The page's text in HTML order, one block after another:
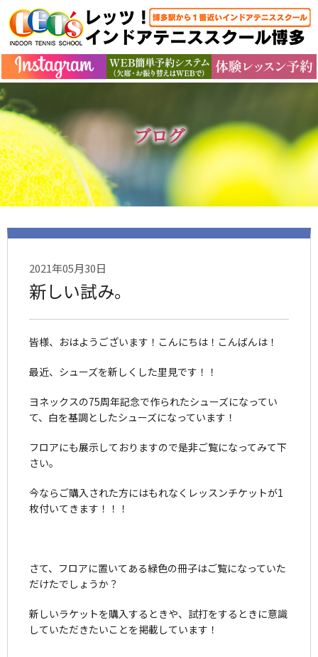
ブログ
2021年05月30日
新しい試み。
皆様、おはようございます！こんにちは！こんばんは！
最近、シューズを新しくした里見です！！
ヨネックスの75周年記念で作られたシューズになってい
て、白を基調としたシューズになっています！
フロアにも展示しておりますので是非ご覧になってみて下
さい。
今ならご購入された方にはもれなくレッスンチケットが1
枚付いてきます！！！
さて、フロアに置いてある緑色の冊子はご覧になっていた
だけたでしょうか？
新しいラケットを購入するときや、試打をするときに意識
していただきたいことを掲載しています！